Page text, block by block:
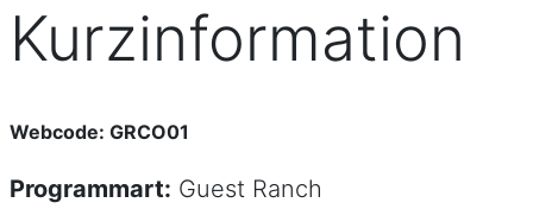
Kurzinformation
Webcode: GRCO01
Programmart: Guest Ranch